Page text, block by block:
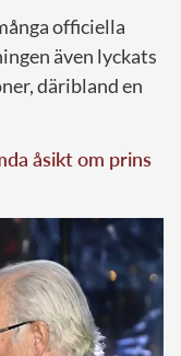
officiella
även lyckats
däribland en
åsikt om prins